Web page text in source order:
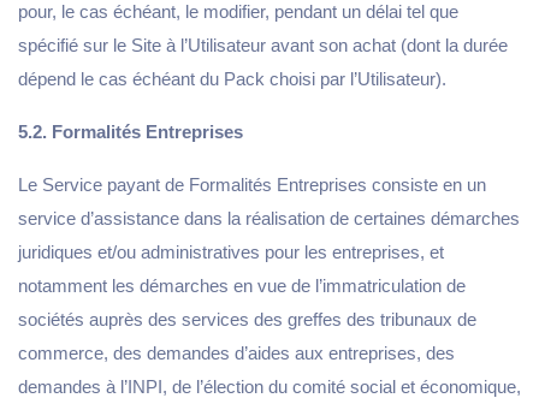
pour, le cas échéant, le modifier, pendant un délai tel que
spécifié sur le Site à l’Utilisateur avant son achat (dont la durée
dépend le cas échéant du Pack choisi par l’Utilisateur).
5.2. Formalités Entreprises
Le Service payant de Formalités Entreprises consiste en un
service d’assistance dans la réalisation de certaines démarches
juridiques et/ou administratives pour les entreprises, et
notamment les démarches en vue de l’immatriculation de
sociétés auprès des services des greffes des tribunaux de
commerce, des demandes d’aides aux entreprises, des
demandes à l’INPI, de l’élection du comité social et économique,